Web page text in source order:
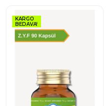
KARGO
BEDAVA!